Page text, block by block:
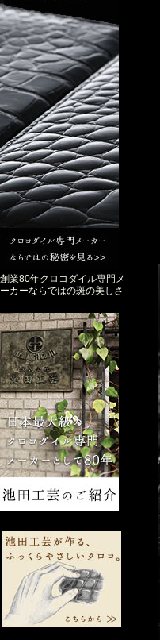
創業80年クロコダイル専門メ
ーカーならではの斑の美しさ